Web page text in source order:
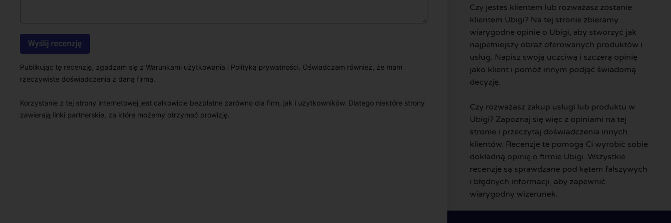
Publikując tę recenzję, zgadzam się z Warunkami użytkowania i Polityką prywatności. Oświadczam również, że mam
rzeczywiste doświadczenia z daną firmą.
Korzystanie z tej strony internetowej jest całkowicie bezpłatne zarówno dla firm, jak i użytkowników. Dlatego niektóre strony
zawierają linki partnerskie, za które możemy otrzymać prowizję.
Czy jesteś klientem lub rozważasz zostanie
klientem Ubigi? Na tej stronie zbieramy
wiarygodne opinie o Ubigi, aby stworzyć jak
najpełniejszy obraz oferowanych produktów i
usług. Napisz swoją uczciwą i szczerą opinię
jako klient i pomóż innym podjąć świadomą
decyzję.
Czy rozważasz zakup usługi lub produktu w
Ubigi? Zapoznaj się więc z opiniami na tej
stronie i przeczytaj doświadczenia innych
klientów. Recenzje te pomogą Ci wyrobić sobie
dokładną opinię o firmie Ubigi. Wszystkie
recenzje są sprawdzane pod kątem fałszywych
i błędnych informacji, aby zapewnić
wiarygodny wizerunek.